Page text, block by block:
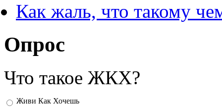
Как жаль, что такому
Опрос
Что такое ЖКХ?
Варианты
Живи Как Хочешь